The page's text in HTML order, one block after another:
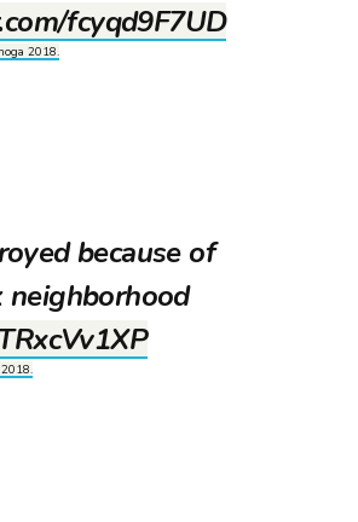
fcyqd9F7UD
2018.
because of
neighborhood